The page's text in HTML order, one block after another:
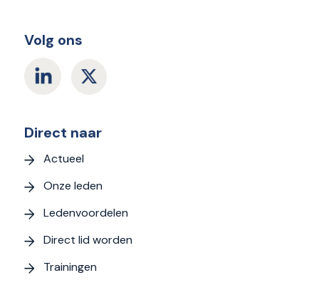
Volg ons
Direct naar
Actueel
Onze leden
Ledenvoordelen
Direct lid worden
Trainingen